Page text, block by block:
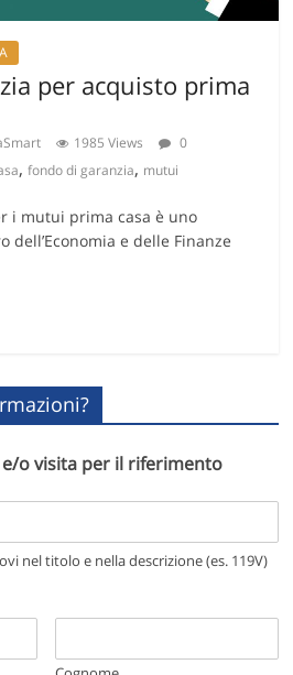
per acquisto prima
1985 Views
0
,fondo di garanzia, mutui
i mutui prima casa è uno
e delle Finanze
o visita per il riferimento
nel titolo e nella descrizione (es. 119V)